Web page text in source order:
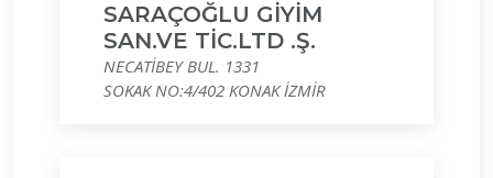
SARAÇOĞLU GİYİM
SAN.VE TİC.LTD .Ş.
NECATİBEY BUL. 1331
SOKAK NO:4/402 KONAK İZMİR